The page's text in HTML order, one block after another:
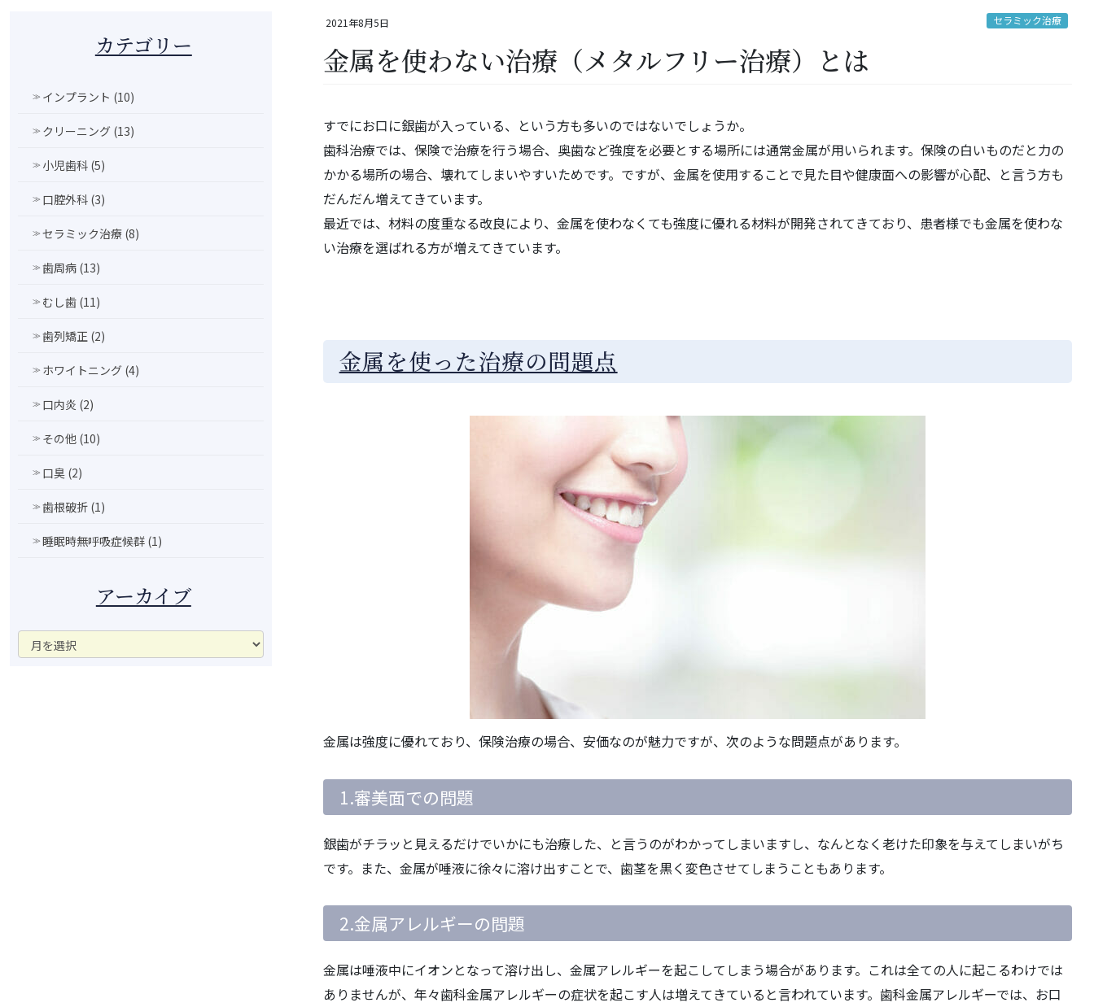
2021年8月5日 セラミック治療
金属を使わない治療（メタルフリー治療）とは
すでにお口に銀歯が入っている、という方も多いのではないでしょうか。
歯科治療では、保険で治療を行う場合、奥歯など強度を必要とする場所には通常金属が用いられます。保険の白いものだと力の
かかる場所の場合、壊れてしまいやすいためです。ですが、金属を使用することで見た目や健康面への影響が心配、と言う方も
だんだん増えてきています。
最近では、材料の度重なる改良により、金属を使わなくても強度に優れる材料が開発されてきており、患者様でも金属を使わな
い治療を選ばれる方が増えてきています。
金属を使った治療の問題点
金属は強度に優れており、保険治療の場合、安価なのが魅力ですが、次のような問題点があります。
1.審美面での問題
銀歯がチラッと見えるだけでいかにも治療した、と言うのがわかってしまいますし、なんとなく老けた印象を与えてしまいがち
です。また、金属が唾液に徐々に溶け出すことで、歯茎を黒く変色させてしまうこともあります。
2.金属アレルギーの問題
金属は唾液中にイオンとなって溶け出し、金属アレルギーを起こしてしまう場合があります。これは全ての人に起こるわけでは
ありませんが、年々歯科金属アレルギーの症状を起こす人は増えてきていると言われています。歯科金属アレルギーでは、お口
カテゴリー
インプラント (10)
クリーニング (13)
小児歯科 (5)
口腔外科 (3)
セラミック治療 (8)
歯周病 (13)
むし歯 (11)
歯列矯正 (2)
ホワイトニング (4)
口内炎 (2)
その他 (10)
口臭 (2)
歯根破折 (1)
睡眠時無呼吸症候群 (1)
アーカイブ
ア
ー